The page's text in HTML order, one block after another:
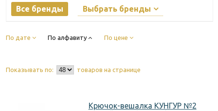
Все бренды Выбрать бренды
По дате По алфавиту По цене
Показывать по: товаров на странице
Крючок-вешалка КУНГУР №2